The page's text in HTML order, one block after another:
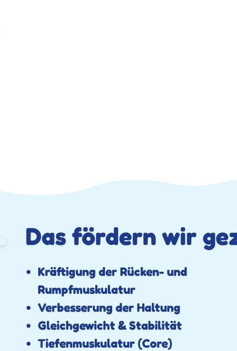
Das fördern wir
Kräftigung der Rücken- und
Rumpfmuskulatur
Verbesserung der Haltung
Gleichgewicht & Stabilität
Tiefenmuskulatur (Core)